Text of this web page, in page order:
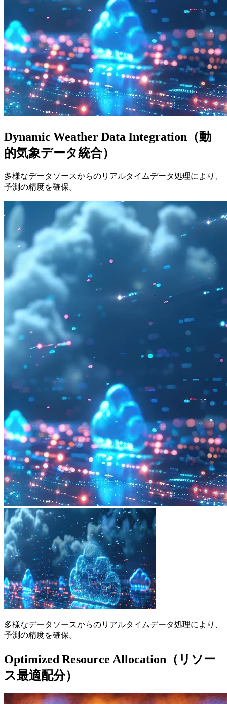
Dynamic Weather Data Integration（動
的気象データ統合）
多様なデータソースからのリアルタイムデータ処理により、
予測の精度を確保。
多様なデータソースからのリアルタイムデータ処理により、
予測の精度を確保。
Optimized Resource Allocation（リソー
ス最適配分）